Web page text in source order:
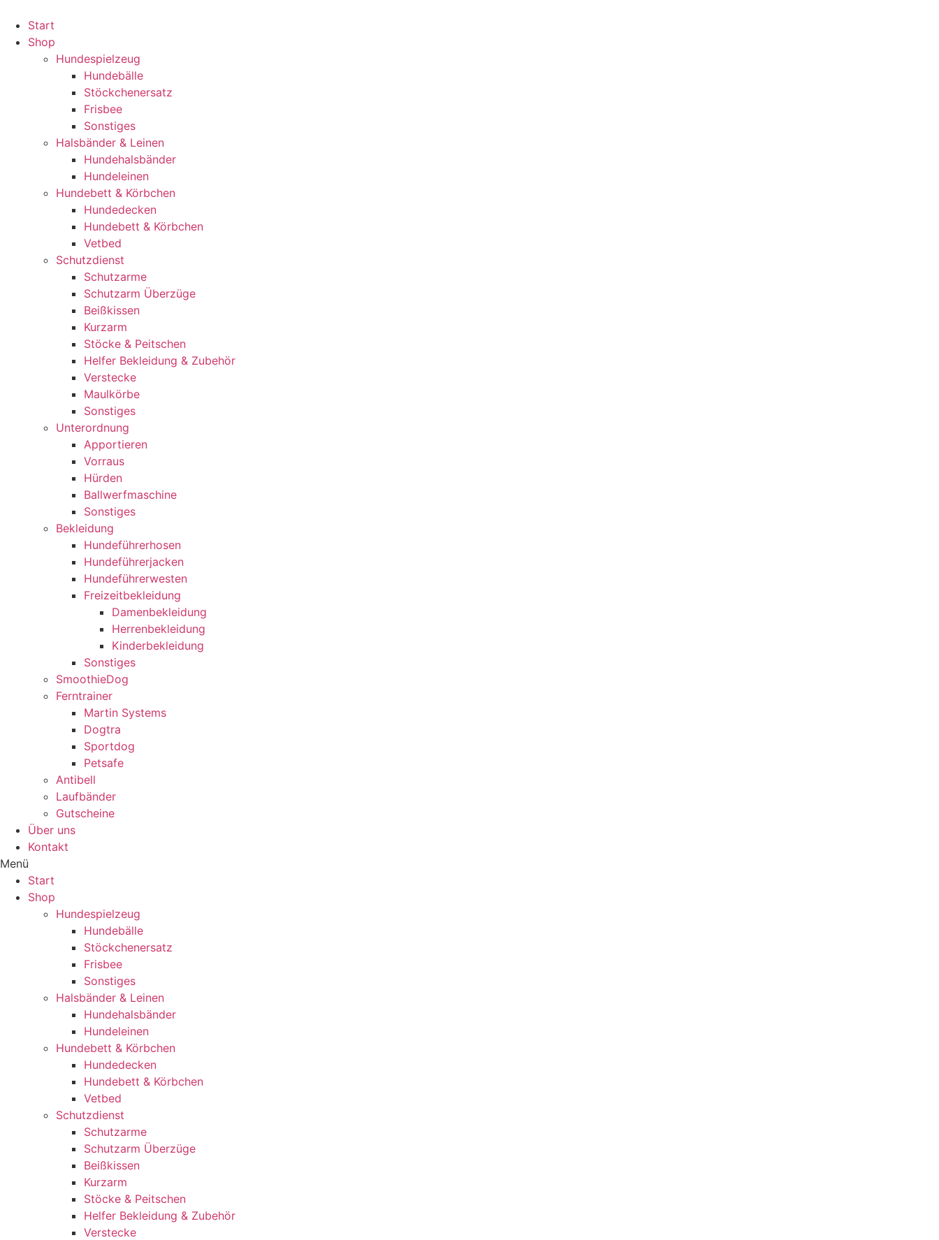
Inhalt
wechseln
Start
Shop
Hundespielzeug
Hundebälle
Stöckchenersatz
Frisbee
Sonstiges
Halsbänder & Leinen
Hundehalsbänder
Hundeleinen
Hundebett & Körbchen
Hundedecken
Hundebett & Körbchen
Vetbed
Schutzdienst
Schutzarme
Schutzarm Überzüge
Beißkissen
Kurzarm
Stöcke & Peitschen
Helfer Bekleidung & Zubehör
Verstecke
Maulkörbe
Sonstiges
Unterordnung
Apportieren
Vorraus
Hürden
Ballwerfmaschine
Sonstiges
Bekleidung
Hundeführerhosen
Hundeführerjacken
Hundeführerwesten
Freizeitbekleidung
Damenbekleidung
Herrenbekleidung
Kinderbekleidung
Sonstiges
SmoothieDog
Ferntrainer
Martin Systems
Dogtra
Sportdog
Petsafe
Antibell
Laufbänder
Gutscheine
Über uns
Kontakt
Menü
Start
Shop
Hundespielzeug
Hundebälle
Stöckchenersatz
Frisbee
Sonstiges
Halsbänder & Leinen
Hundehalsbänder
Hundeleinen
Hundebett & Körbchen
Hundedecken
Hundebett & Körbchen
Vetbed
Schutzdienst
Schutzarme
Schutzarm Überzüge
Beißkissen
Kurzarm
Stöcke & Peitschen
Helfer Bekleidung & Zubehör
Verstecke